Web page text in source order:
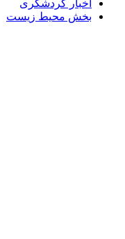
اخبار گردشگری
بخش محیط زیست